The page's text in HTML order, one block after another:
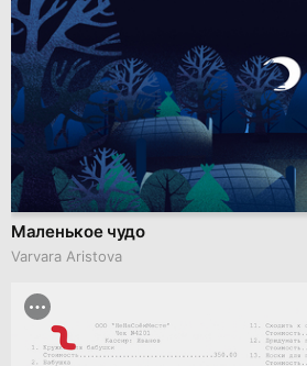
Маленькое чудо
Varvara Aristova